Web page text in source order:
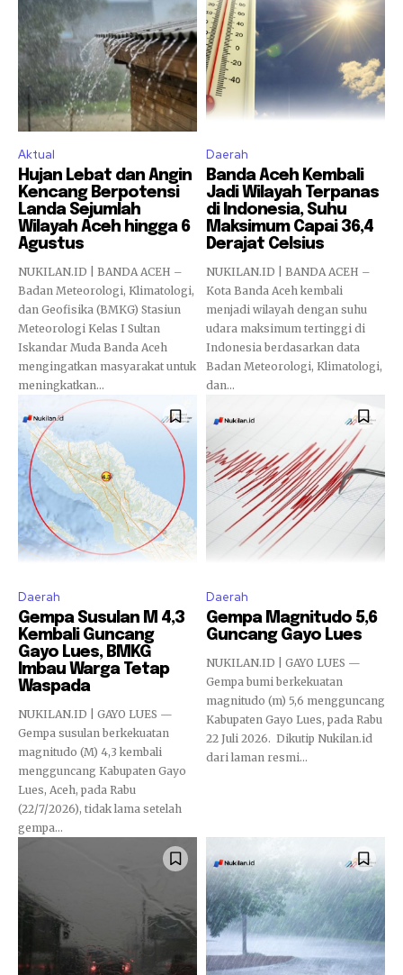
Aktual
Hujan Lebat dan Angin
Kencang Berpotensi
Landa Sejumlah
Wilayah Aceh hingga 6
Agustus
NUKILAN.ID | BANDA ACEH –
Badan Meteorologi, Klimatologi,
dan Geofisika (BMKG) Stasiun
Meteorologi Kelas I Sultan
Iskandar Muda Banda Aceh
mengingatkan masyarakat untuk
meningkatkan...
Daerah
Banda Aceh Kembali
Jadi Wilayah Terpanas
di Indonesia, Suhu
Maksimum Capai 36,4
Derajat Celsius
NUKILAN.ID | BANDA ACEH –
Kota Banda Aceh kembali
menjadi wilayah dengan suhu
udara maksimum tertinggi di
Indonesia berdasarkan data
Badan Meteorologi, Klimatologi,
dan...
Daerah
Gempa Susulan M 4,3
Kembali Guncang
Gayo Lues, BMKG
Imbau Warga Tetap
Waspada
NUKILAN.ID | GAYO LUES —
Gempa susulan berkekuatan
magnitudo (M) 4,3 kembali
mengguncang Kabupaten Gayo
Lues, Aceh, pada Rabu
(22/7/2026), tidak lama setelah
gempa...
Daerah
Gempa Magnitudo 5,6
Guncang Gayo Lues
NUKILAN.ID | GAYO LUES —
Gempa bumi berkekuatan
magnitudo (m) 5,6 mengguncang
Kabupaten Gayo Lues, pada Rabu
22 Juli 2026. Dikutip Nukilan.id
dari laman resmi...